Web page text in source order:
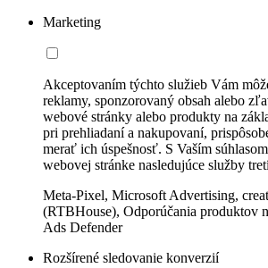
Marketing
Akceptovaním týchto služieb Vám
reklamy, sponzorovaný obsah alebo
webové stránky alebo produkty na
pri prehliadaní a nakupovaní,
merať ich úspešnosť. S Vaším
webovej stránke nasledujúce služby
Meta-Pixel, Microsoft Advertising,
(RTBHouse), Odporúčania produktov
Ads Defender
Rozšírené sledovanie konverzií